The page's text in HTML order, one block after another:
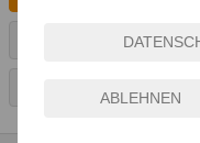
ARTIKEL